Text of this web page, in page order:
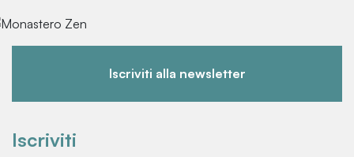
Iscriviti alla newsletter
Iscriviti